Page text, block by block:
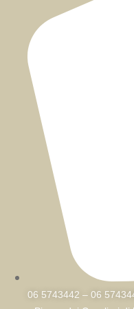
06 5743442 – 06